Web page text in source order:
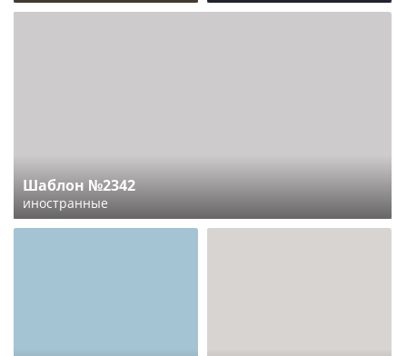
Шаблон №2342
иностранные